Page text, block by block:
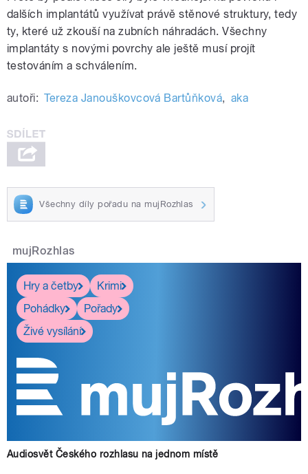
dalších implantátů využívat právě stěnové struktury, tedy
ty, které už zkouší na zubních náhradách. Všechny
implantáty s novými povrchy ale ještě musí projít
testováním a schválením.
autoři: Tereza Janouškovcová Bartůňková, aka
Všechny díly pořadu na mujRozhlas
mujRozhlas
Hry a četby
Krimi
Pohádky
Pořady
Živé vysílání
Audiosvět Českého rozhlasu na jednom místě